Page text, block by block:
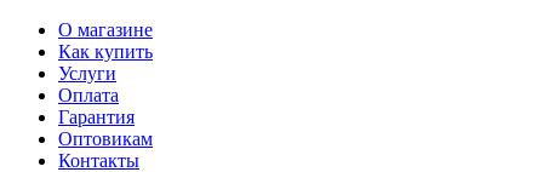
О магазине
Как купить
Услуги
Оплата
Гарантия
Оптовикам
Контакты